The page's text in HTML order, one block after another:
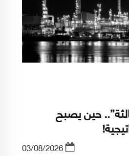
حين يصبح
03/08/2026